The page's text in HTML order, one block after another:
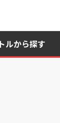
ルから探す